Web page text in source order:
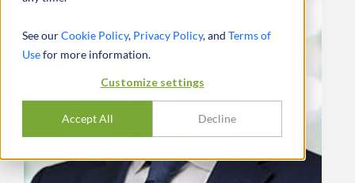
See ourCookie Policy, Privacy Policy, and Terms of
Usefor more information.
Customize settings
Accept All Decline